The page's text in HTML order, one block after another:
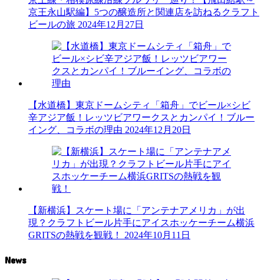
京王永山駅編】5つの醸造所と関連店を訪ねるクラフト
ビールの旅 2024年12月27日
【水道橋】東京ドームシティ「箱舟」でビール×シビ
辛アジア飯！レッツビアワークスとカンパイ！ブルー
イング、コラボの理由 2024年12月20日
【新横浜】スケート場に「アンテナアメリカ」が出
現？クラフトビール片手にアイスホッケーチーム横浜
GRITSの熱戦を観戦！
2024年10月11日
News